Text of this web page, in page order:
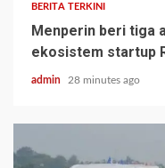
BERITA TERKINI
Menperin beri tiga
ekosistem startup
admin 28 minutes ago